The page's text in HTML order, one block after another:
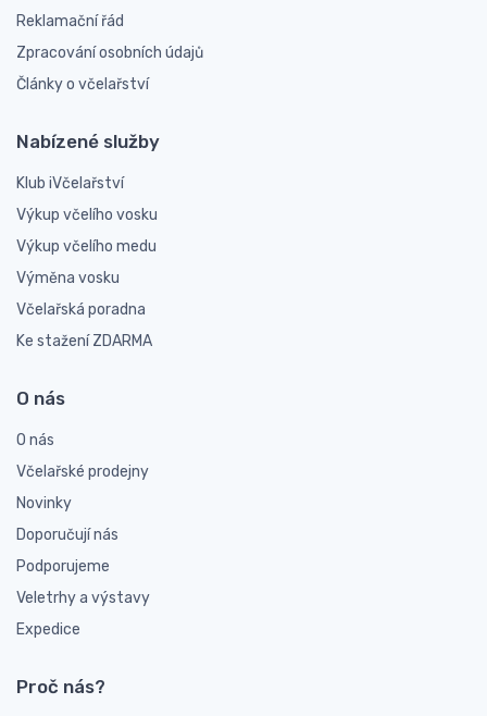
Reklamační řád
Zpracování osobních údajů
Články o včelařství
Nabízené služby
Klub iVčelařství
Výkup včelího vosku
Výkup včelího medu
Výměna vosku
Včelařská poradna
Ke stažení ZDARMA
O nás
O nás
Včelařské prodejny
Novinky
Doporučují nás
Podporujeme
Veletrhy a výstavy
Expedice
Proč nás?